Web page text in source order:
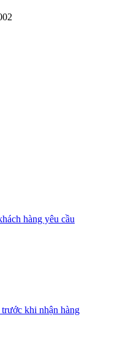
hàng yêu cầu
khi nhận hàng